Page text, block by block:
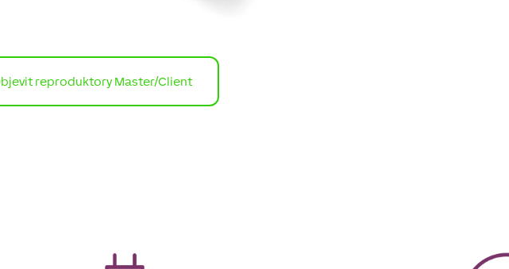
reproduktory Master/Client